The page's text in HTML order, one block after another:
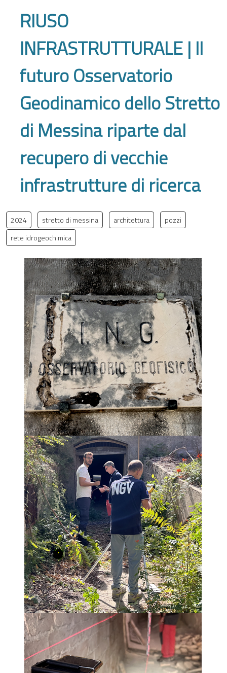
RIUSO
INFRASTRUTTURALE | Il
futuro Osservatorio
Geodinamico dello Stretto
di Messina riparte dal
recupero di vecchie
infrastrutture di ricerca
2024 stretto di messina architettura
pozzi
rete idrogeochimica